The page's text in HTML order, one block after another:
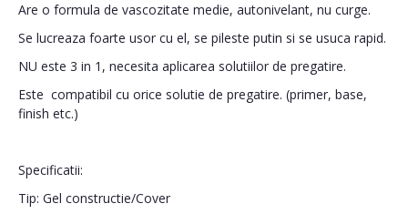
Are o formula de vascozitate medie, autonivelant, nu curge.
Se lucreaza foarte usor cu el, se pileste putin si se usuca rapid.
NU este 3 in 1, necesita aplicarea solutiilor de pregatire.
Este compatibil cu orice solutie de pregatire. (primer, base,
finish etc.)
Specificatii:
Tip: Gel constructie/Cover